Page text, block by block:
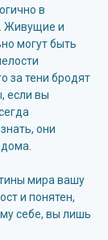
в
Живущие и
могут быть
за тени бродят
если вы
они
мира вашу
и понятен,
себе, вы лишь